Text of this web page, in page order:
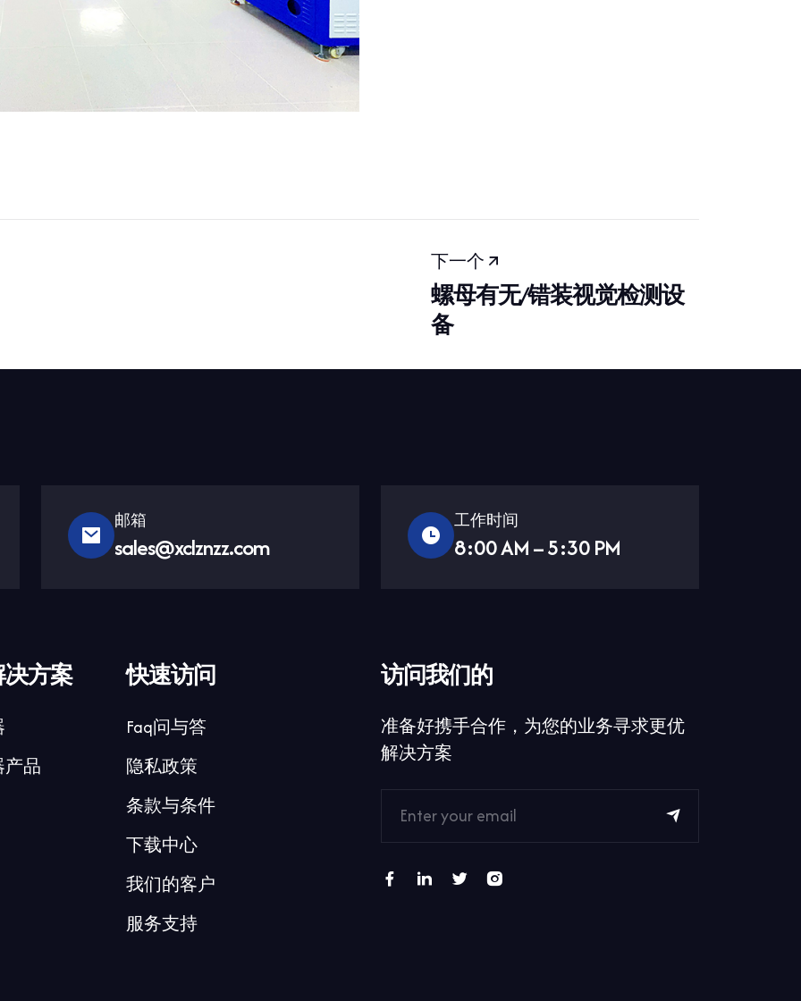
下一个
螺母有无/错装视觉检测设
备
邮箱
sales@xclznzz.com
工作时间
8:00 AM – 5:30 PM
访问我们的
准备好携手合作，为您的业务寻求更优
解决方案
方案
品
快速访问
Faq问与答
隐私政策
条款与条件
下载中心
我们的客户
服务支持